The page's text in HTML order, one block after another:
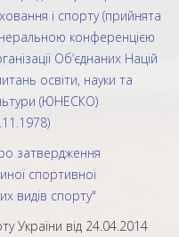
і спорту (прийнята
конференцією
Об’єднаних Націй
освіти, науки та
(ЮНЕСКО)
затвердження
спортивної
видів спорту"
України від 24.04.2014